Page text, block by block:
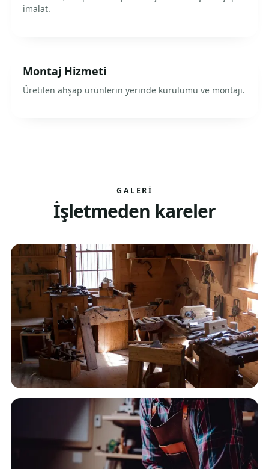
imalat.
Montaj Hizmeti
Üretilen ahşap ürünlerin yerinde kurulumu ve montajı.
GALERI
İşletmeden kareler